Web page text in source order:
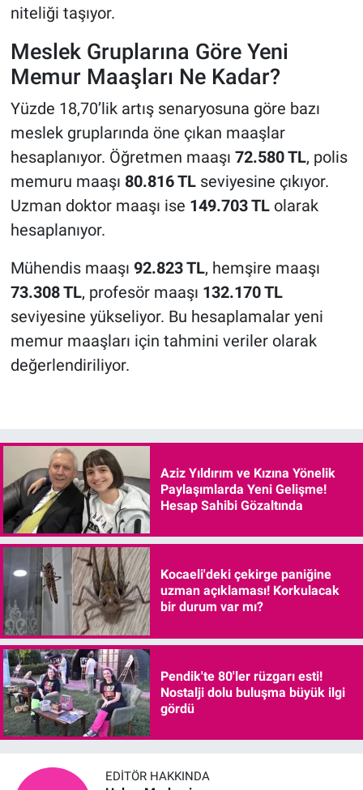
niteliği taşıyor.
Meslek Gruplarına Göre Yeni
Memur Maaşları Ne Kadar?
Yüzde 18,70’lik artış senaryosuna göre bazı
meslek gruplarında öne çıkan maaşlar
hesaplanıyor. Öğretmen maaşı 72.580 TL, polis
memuru maaşı 80.816 TLseviyesine çıkıyor.
Uzman doktor maaşı ise 149.703 TLolarak
hesaplanıyor.
Mühendis maaşı 92.823 TL, hemşire maaşı
73.308 TL, profesör maaşı 132.170 TL
seviyesine yükseliyor. Bu hesaplamalar yeni
memur maaşları için tahmini veriler olarak
değerlendiriliyor.
Aziz Yıldırım ve Kızına Yönelik
Paylaşımlarda Yeni Gelişme!
Hesap Sahibi Gözaltında
Kocaeli'deki çekirge paniğine
uzman açıklaması! Korkulacak
bir durum var mı?
Pendik'te 80'ler rüzgarı esti!
Nostalji dolu buluşma büyük ilgi
gördü
EDITÖR HAKKINDA